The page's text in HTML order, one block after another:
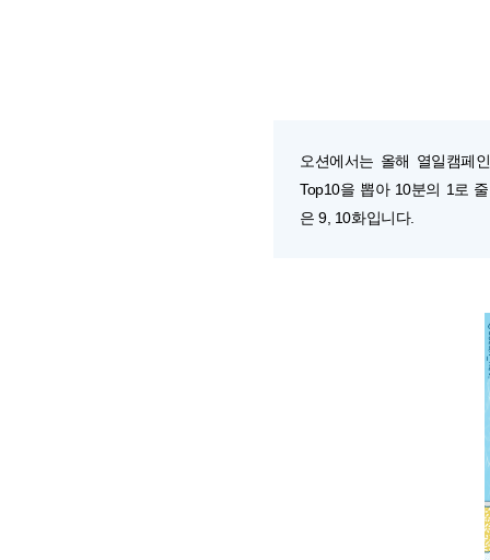
오션에서는 올해 열일캠페
Top10을 뽑아 10분의 1로
은 9, 10화입니다.